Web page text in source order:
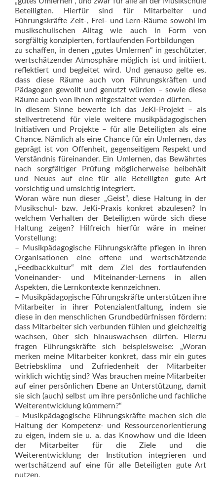
Beteiligten. Hierfür sind für Mitarbeiter und
Führungskräfte Zeit-, Frei- und Lern-Räume sowohl im
musikschulischen Alltag wie auch in Form von
sorgfältig konzipierten, fortlaufenden Fortbildungen
zu schaffen, in denen „gutes Umlernen“ in geschützter,
wertschätzender Atmosphäre möglich ist und initiiert,
reflektiert und begleitet wird. Und genauso gelte es,
dass diese Räume auch von Führungskräften und
Pädagogen gewollt und genutzt würden – sowie diese
Räume auch von ihnen mitgestaltet werden dürfen.
In diesem Sinne bewerte ich das JeKi-Projekt – als
stellvertretend für viele weitere musikpädagogischen
Initiativen und Projekte – für alle Beteiligten als eine
Chance. Nämlich als eine Chance für ein Umlernen, das
geprägt ist von Offenheit, gegenseitigem Respekt und
Verständnis füreinander. Ein Umlernen, das Bewährtes
nach sorgfältiger Prüfung möglicherweise beibehält
und Neues auf eine für alle Beteiligten gute Art
vorsichtig und umsichtig integriert.
Woran wäre nun dieser „Geist“, diese Haltung in der
Musikschul- bzw. JeKi-Praxis konkret abzulesen? In
welchem Verhalten der Beteiligten würde sich diese
Haltung zeigen? Hilfreich hierfür wäre in meiner
Vorstellung:
– Musikpädagogische Führungskräfte pflegen in ihren
Organisationen eine offene und wertschätzende
„Feedbackkultur“ mit dem Ziel des fortlaufenden
Voneinander- und Miteinander-Lernens in allen
Aspekten, die Lernkontexte kennzeichnen.
– Musikpädagogische Führungskräfte unterstützen ihre
Mitarbeiter in ihrer Potenzialentfaltung, indem sie
diese in den menschlichen Grundbedürfnissen fördern:
dass Mitarbeiter sich verbunden fühlen und gleichzeitig
wachsen, über sich hinauswachsen dürfen. Hierzu
fragen Führungskräfte sich beispielsweise: „Woran
merken meine Mitarbeiter konkret, dass mir ein gutes
Betriebsklima und Zufriedenheit der Mitarbeiter
wirklich wichtig sind? Was brauchen meine Mitarbeiter
auf einer persönlichen Ebene an Unterstützung, damit
sie sich (auch) selbst um ihre persönliche und fachliche
Weiterentwicklung kümmern?“
– Musikpädagogische Führungskräfte machen sich die
Haltung der Kompetenz- und Ressourcenorientierung
zu eigen, indem sie u. a. das Knowhow und die Ideen
der Mitarbeiter für die Ziele und die
Weiterentwicklung der Institution integrieren und
wertschätzend auf eine für alle Beteiligten gute Art
nutzen.